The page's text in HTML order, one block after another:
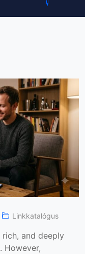
Linkkatalógus
and deeply
However,